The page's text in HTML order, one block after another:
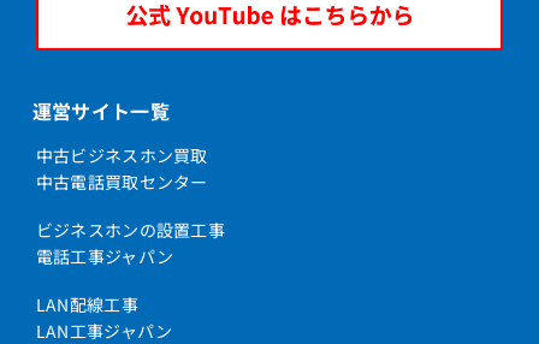
運営サイト一覧
中古ビジネスホン買取
中古電話買取センター
ビジネスホンの設置工事
電話工事ジャパン
LAN配線工事
LAN工事ジャパン